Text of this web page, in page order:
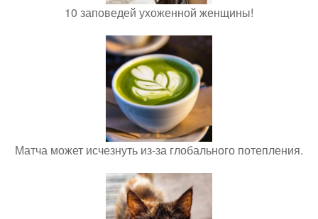
10 заповедей ухоженной женщины!
Матча может исчезнуть из-за глобального потепления.